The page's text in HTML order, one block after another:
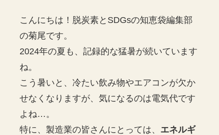
こんにちは！脱炭素とSDGsの知恵袋編集部
の菊尾です。
2024年の夏も、記録的な猛暑が続いています
ね。
こう暑いと、冷たい飲み物やエアコンが欠か
せなくなりますが、気になるのは電気代です
よね…。
特に、製造業の皆さんにとっては、 エネルギ